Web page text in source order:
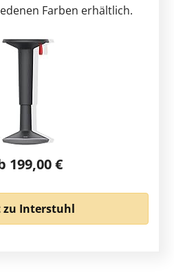
Farben erhältlich.
199,00 €
zu Interstuhl